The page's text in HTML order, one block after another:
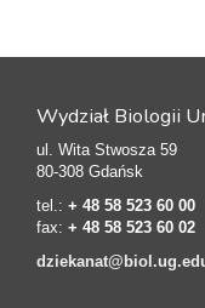
Wydział Biologii
ul. Wita Stwosza 59
80-308 Gdańsk
tel.: + 48 58 523 60 00
fax: + 48 58 523 60 02